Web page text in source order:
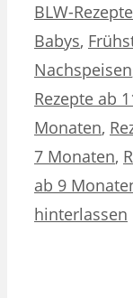
BLW-
Babys,
Nachspeisen
Rezepte ab
Monaten,
7 Monaten,
ab 9
hinterlassen